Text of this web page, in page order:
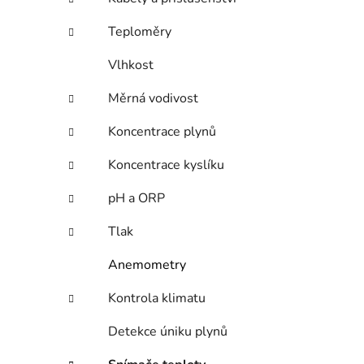
í
n
e
l
e
Teploměry
Vlhkost
Měrná vodivost
Koncentrace plynů
Koncentrace kyslíku
pH a ORP
Tlak
Anemometry
Kontrola klimatu
Detekce úniku plynů